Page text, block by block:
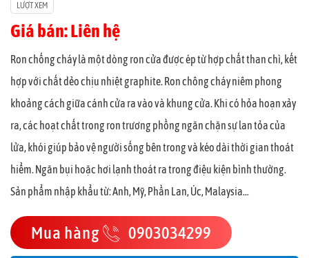
LƯỢT XEM
Giá bán: Liên hệ
Ron chống cháy là một dòng ron cửa được ép từ hợp chất than chì, kết
hợp với chất dẻo chịu nhiệt graphite. Ron chông cháy niêm phong
khoảng cách giữa cánh cửa ra vào và khung cửa. Khi có hỏa hoạn xảy
ra, các hoạt chất trong ron trương phồng ngăn chặn sự lan tỏa của
lửa, khói giúp bảo vệ người sống bên trong và kéo dài thời gian thoát
hiểm. Ngăn bụi hoặc hơi lạnh thoát ra trong điệu kiện bình thường.
Sản phẩm nhập khẩu từ: Anh, Mỹ, Phần Lan, Úc, Malaysia…
Mua hàng 0903034299